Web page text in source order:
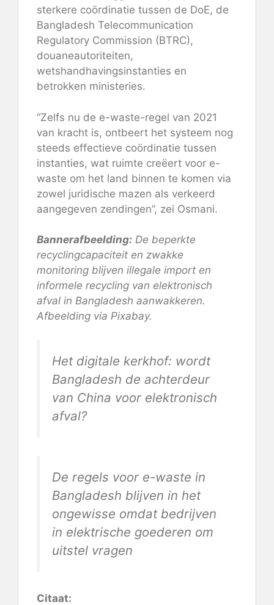
sterkere coördinatie tussen de DoE, de
Bangladesh Telecommunication
Regulatory Commission (BTRC),
douaneautoriteiten,
wetshandhavingsinstanties en
betrokken ministeries.
“Zelfs nu de e-waste-regel van 2021
van kracht is, ontbeert het systeem nog
steeds effectieve coördinatie tussen
instanties, wat ruimte creëert voor e-
waste om het land binnen te komen via
zowel juridische mazen als verkeerd
aangegeven zendingen”, zei Osmani.
Bannerafbeelding: De beperkte
recyclingcapaciteit en zwakke
monitoring blijven illegale import en
informele recycling van elektronisch
afval in Bangladesh aanwakkeren.
Afbeelding via Pixabay.
Het digitale kerkhof: wordt
Bangladesh de achterdeur
van China voor elektronisch
afval?
De regels voor e-waste in
Bangladesh blijven in het
ongewisse omdat bedrijven
in elektrische goederen om
uitstel vragen
Citaat: